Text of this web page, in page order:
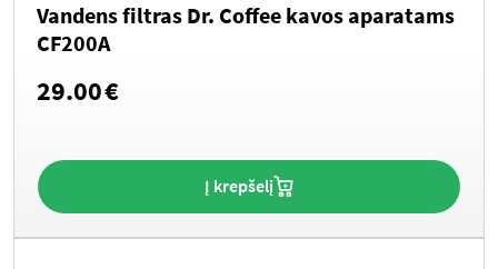
Vandens filtras Dr. Coffee kavos aparatams
CF200A
29.00€
Į krepšelį